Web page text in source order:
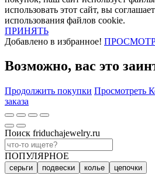
использовать этот сайт, вы
использования файлов cookie.
ПРИНЯТЬ
Добавлено в избранное!
Возможно, вас это
Продолжить покупки Просмотреть
заказа
Поиск friduchajewelry.ru
ПОПУЛЯРНОЕ
серьги подвески колье цепочки